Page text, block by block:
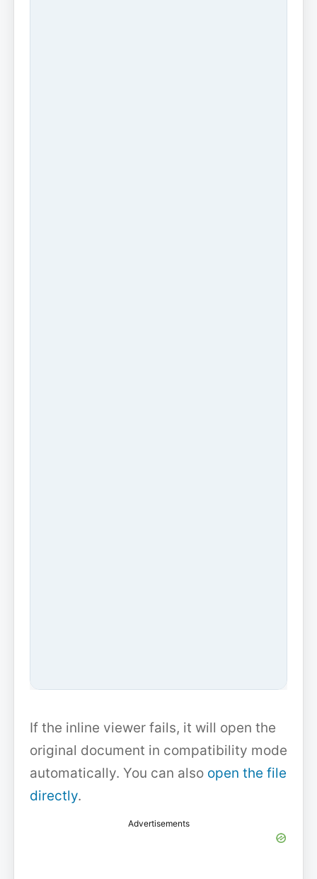
If the inline viewer fails, it will open the
original document in compatibility mode
automatically. You can also open the file
directly.
Advertisements